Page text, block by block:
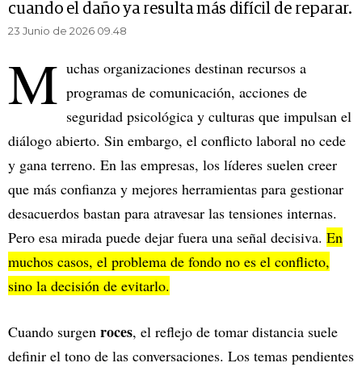
cuando el daño ya resulta más difícil de reparar.
23 Junio de 2026 09.48
M uchas organizaciones destinan recursos a
programas de comunicación, acciones de
seguridad psicológica y culturas que impulsan el
diálogo abierto. Sin embargo, el conflicto laboral no cede
y gana terreno. En las empresas, los líderes suelen creer
que más confianza y mejores herramientas para gestionar
desacuerdos bastan para atravesar las tensiones internas.
Pero esa mirada puede dejar fuera una señal decisiva. En
muchos casos, el problema de fondo no es el conflicto,
sino la decisión de evitarlo.
Cuando surgen roces, el reflejo de tomar distancia suele
definir el tono de las conversaciones. Los temas pendientes